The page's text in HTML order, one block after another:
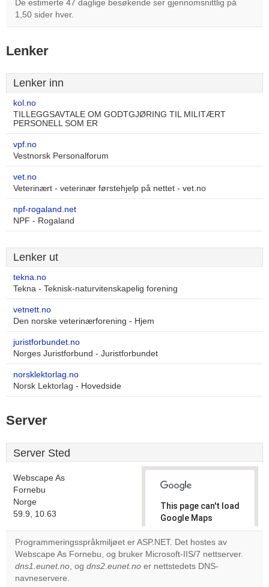
De estimerte 47 daglige besøkende ser gjennomsnittlig på
1,50 sider hver.
Lenker
Lenker inn
kol.no
TILLEGGSAVTALE OM GODTGJØRING TIL MILITÆRT
PERSONELL SOM ER
vpf.no
Vestnorsk Personalforum
vet.no
Veterinært - veterinær førstehjelp på nettet - vet.no
npf-rogaland.net
NPF - Rogaland
Lenker ut
tekna.no
Tekna - Teknisk-naturvitenskapelig forening
vetnett.no
Den norske veterinærforening - Hjem
juristforbundet.no
Norges Juristforbund - Juristforbundet
norsklektorlag.no
Norsk Lektorlag - Hovedside
Server
Server Sted
Webscape As
Fornebu
Norge
59.9, 10.63
This page can't load
Google Maps
correctly.
Do you
own this
Programmeringsspråkmiljøet er ASP.NET. Det hostes av
Webscape As Fornebu, og bruker Microsoft-IIS/7 nettserver.
dns1.eunet.no, og dns2.eunet.no er nettstedets DNS-
navneservere.